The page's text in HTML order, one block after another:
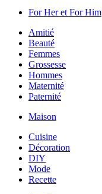
For Her et For Him
Amitié
Beauté
Femmes
Grossesse
Hommes
Maternité
Paternité
Maison
Cuisine
Décoration
DIY
Mode
Recette